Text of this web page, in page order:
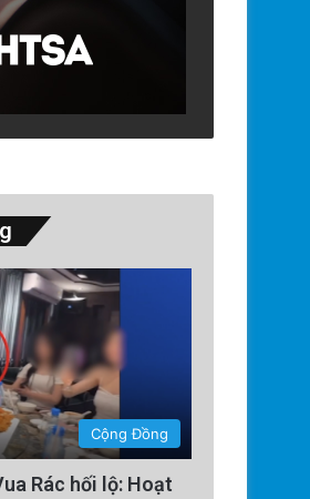
Súng Giết Đồng
Thường Tại
Cộng Đồng
Rác hối lộ: Hoạt